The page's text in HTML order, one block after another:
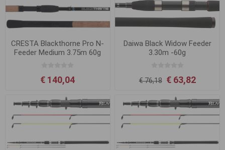
CRESTA Blackthorne Pro N-
Feeder Medium 3.75m 60g
€ 140,04
Daiwa Black Widow Feeder
3.30m -60g
€ 76,18 € 63,82